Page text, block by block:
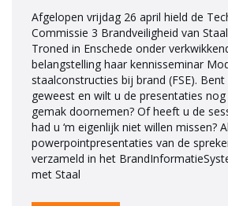
Afgelopen vrijdag 26 april hield de
Commissie 3 Brandveiligheid van
Troned in Enschede onder
belangstelling haar kennisseminar
staalconstructies bij brand (FSE).
geweest en wilt u de presentaties
gemak doornemen? Of heeft u de
had u ‘m eigenlijk niet willen missen?
powerpointpresentaties van de
verzameld in het
met Staal